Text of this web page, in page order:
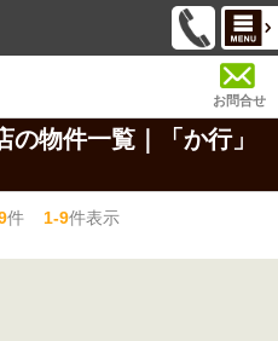
お問合せ
物件一覧｜「か行」
件1-9件表示